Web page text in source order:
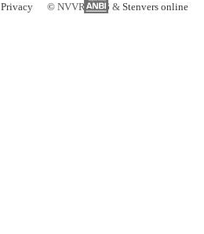
© NVVR 2026 & Stenvers online
Privacy